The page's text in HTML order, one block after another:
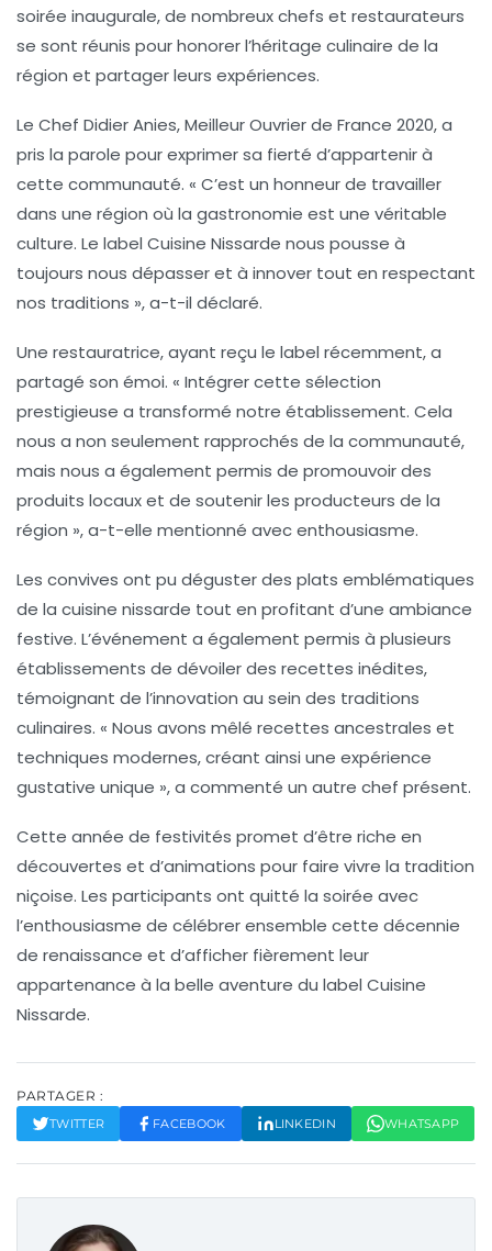
soirée inaugurale, de nombreux chefs et restaurateurs
se sont réunis pour honorer l’héritage culinaire de la
région et partager leurs expériences.
Le Chef Didier Anies, Meilleur Ouvrier de France 2020, a
pris la parole pour exprimer sa fierté d’appartenir à
cette communauté. « C’est un honneur de travailler
dans une région où la gastronomie est une véritable
culture. Le label Cuisine Nissarde nous pousse à
toujours nous dépasser et à innover tout en respectant
nos traditions », a-t-il déclaré.
Une restauratrice, ayant reçu le label récemment, a
partagé son émoi. « Intégrer cette sélection
prestigieuse a transformé notre établissement. Cela
nous a non seulement rapprochés de la communauté,
mais nous a également permis de promouvoir des
produits locaux et de soutenir les producteurs de la
région », a-t-elle mentionné avec enthousiasme.
Les convives ont pu déguster des plats emblématiques
de la cuisine nissarde tout en profitant d’une ambiance
festive. L’événement a également permis à plusieurs
établissements de dévoiler des recettes inédites,
témoignant de l’innovation au sein des traditions
culinaires. « Nous avons mêlé recettes ancestrales et
techniques modernes, créant ainsi une expérience
gustative unique », a commenté un autre chef présent.
Cette année de festivités promet d’être riche en
découvertes et d’animations pour faire vivre la tradition
niçoise. Les participants ont quitté la soirée avec
l’enthousiasme de célébrer ensemble cette décennie
de renaissance et d’afficher fièrement leur
appartenance à la belle aventure du label Cuisine
Nissarde.
PARTAGER :
TWITTER FACEBOOK LINKEDIN WHATSAPP